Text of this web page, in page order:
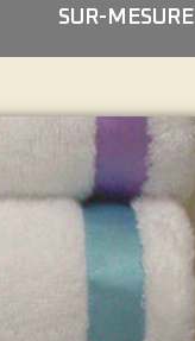
SUR-MESURE